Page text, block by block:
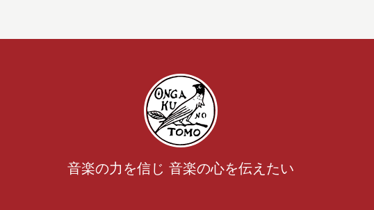
音楽の力を信じ 音楽の心を伝えたい